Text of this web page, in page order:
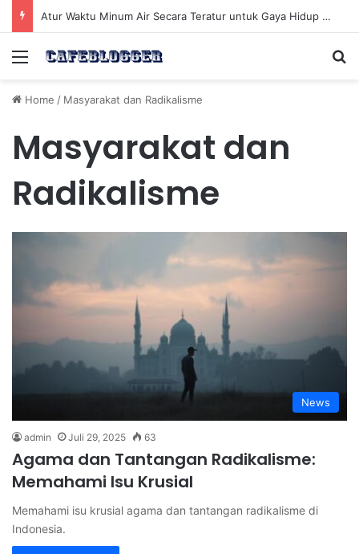
Atur Waktu Minum Air Secara Teratur untuk Gaya Hidup Sehat Sepanjang Hari
Menu
Home / Masyarakat dan Radikalisme
Masyarakat dan
Radikalisme
News
admin Juli 29, 2025 63
Agama dan Tantangan Radikalisme:
Memahami Isu Krusial
Memahami isu krusial agama dan tantangan radikalisme di
Indonesia.